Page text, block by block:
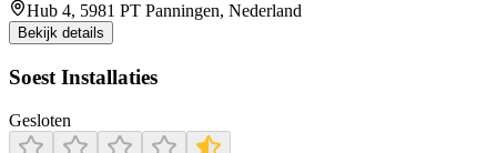
Hub 4, 5981 PT Panningen, Nederland
Bekijk details
Soest Installaties
Gesloten